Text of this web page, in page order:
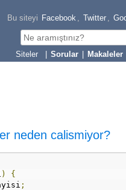
Bu siteyi Facebook , Twitter ,
Sorular Makaleler
neden calismiyor?
)
{
;